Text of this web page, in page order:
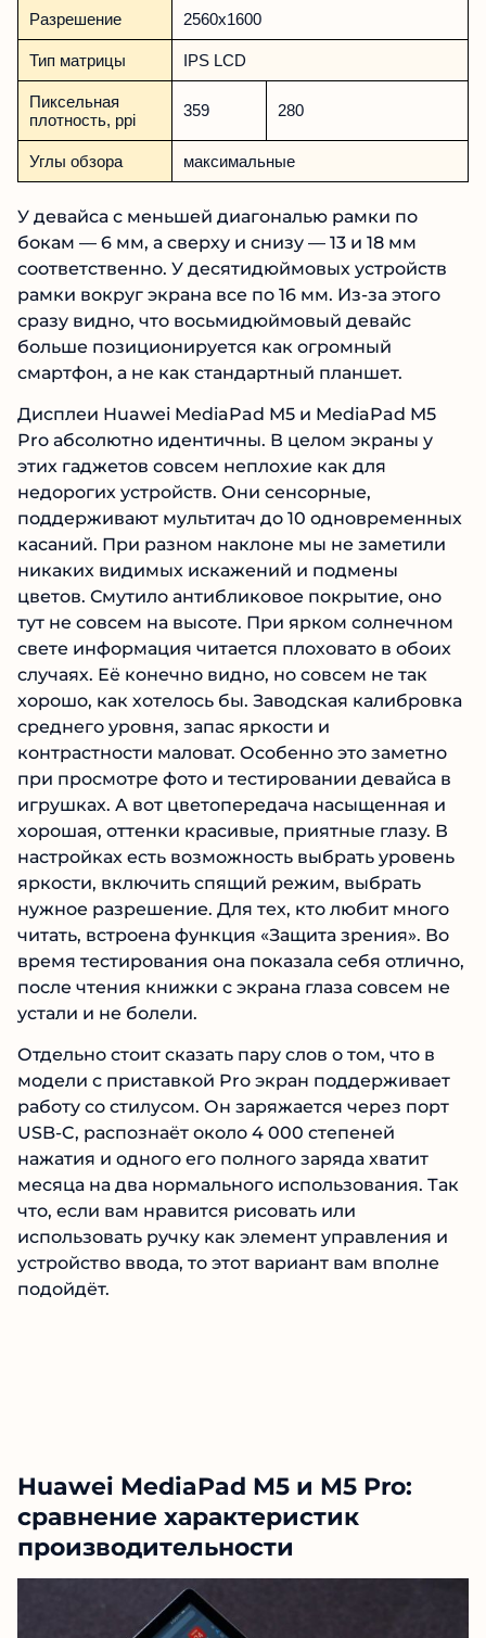
Разрешение 2560х1600
Тип матрицы IPS LCD
Пиксельная
плотность, ppi
359 280
Углы обзора максимальные
У девайса с меньшей диагональю рамки по
бокам — 6 мм, а сверху и снизу — 13 и 18 мм
соответственно. У десятидюймовых устройств
рамки вокруг экрана все по 16 мм. Из-за этого
сразу видно, что восьмидюймовый девайс
больше позиционируется как огромный
смартфон, а не как стандартный планшет.
Дисплеи Huawei MediaPad M5 и MediaPad M5
Pro абсолютно идентичны. В целом экраны у
этих гаджетов совсем неплохие как для
недорогих устройств. Они сенсорные,
поддерживают мультитач до 10 одновременных
касаний. При разном наклоне мы не заметили
никаких видимых искажений и подмены
цветов. Смутило антибликовое покрытие, оно
тут не совсем на высоте. При ярком солнечном
свете информация читается плоховато в обоих
случаях. Её конечно видно, но совсем не так
хорошо, как хотелось бы. Заводская калибровка
среднего уровня, запас яркости и
контрастности маловат. Особенно это заметно
при просмотре фото и тестировании девайса в
игрушках. А вот цветопередача насыщенная и
хорошая, оттенки красивые, приятные глазу. В
настройках есть возможность выбрать уровень
яркости, включить спящий режим, выбрать
нужное разрешение. Для тех, кто любит много
читать, встроена функция «Защита зрения». Во
время тестирования она показала себя отлично,
после чтения книжки с экрана глаза совсем не
устали и не болели.
Отдельно стоит сказать пару слов о том, что в
модели с приставкой Pro экран поддерживает
работу со стилусом. Он заряжается через порт
USB-C, распознаёт около 4 000 степеней
нажатия и одного его полного заряда хватит
месяца на два нормального использования. Так
что, если вам нравится рисовать или
использовать ручку как элемент управления и
устройство ввода, то этот вариант вам вполне
подойдёт.
Huawei MediaPad M5 и M5 Pro:
сравнение характеристик
производительности